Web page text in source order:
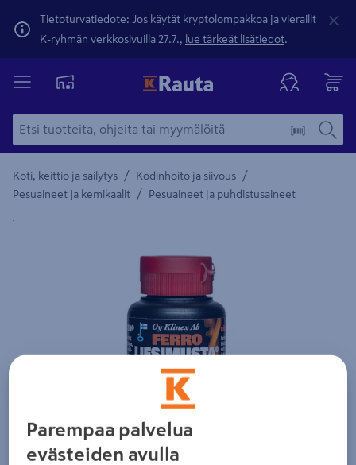
Tietoturvatiedote: Jos käytät kryptolompakkoa ja vierailit
K-ryhmän verkkosivuilla 27.7., lue tärkeät lisätiedot.
Koti, keittiö ja säilytys / Kodinhoito ja siivous /
Pesuaineet ja kemikaalit / Pesuaineet ja puhdistusaineet
Yksityiskohtainen kuvaus löytyy Tuotteen kuvaus -
Parempaa palvelua
evästeiden avulla